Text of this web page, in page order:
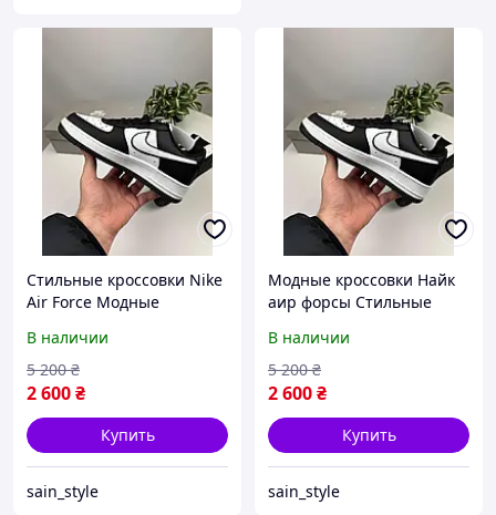
Стильные кроссовки Nike
Air Force Модные
форсы Красивые
кроссовки Найк Форс
В наличии
2 600₴
5 200 ₴
Купить
sain_style
Модные кроссовки Найк
аир форсы Стильные
Красивые кроссовки Найк
Форс
В наличии
2 600₴
5 200 ₴
Купить
sain_style